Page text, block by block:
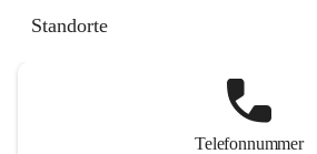
Standorte
Telefonnummer